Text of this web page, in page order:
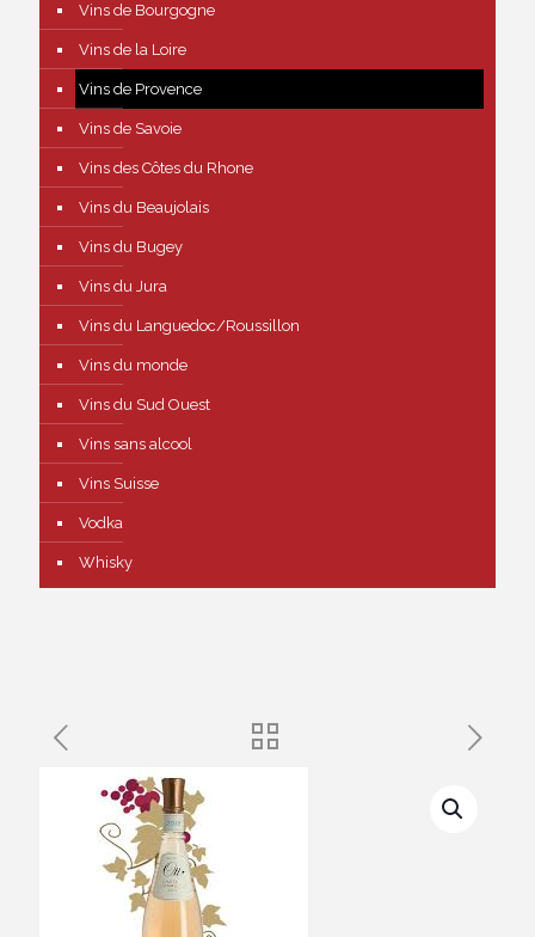
Vins de Bourgogne
Vins de la Loire
Vins de Provence
Vins de Savoie
Vins des Côtes du Rhone
Vins du Beaujolais
Vins du Bugey
Vins du Jura
Vins du Languedoc/Roussillon
Vins du monde
Vins du Sud Ouest
Vins sans alcool
Vins Suisse
Vodka
Whisky